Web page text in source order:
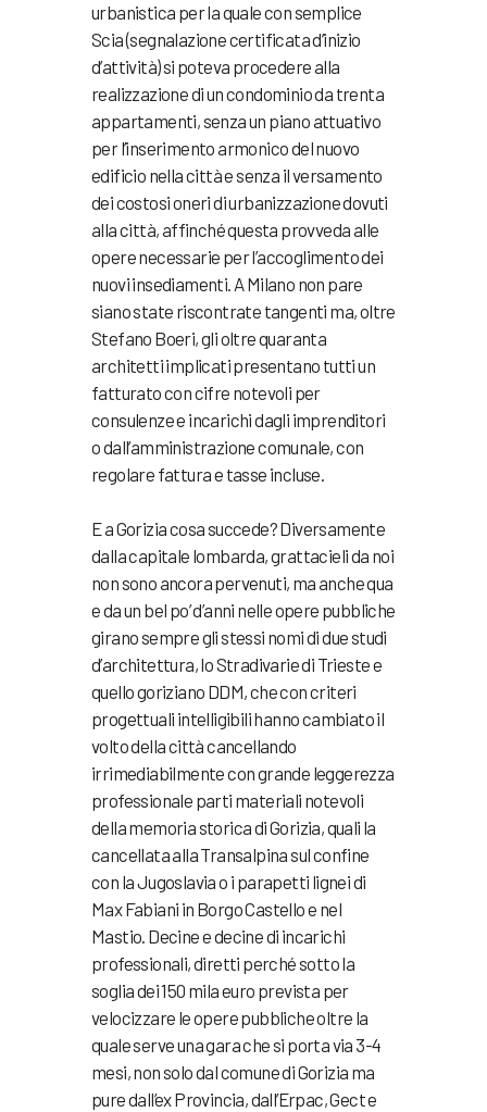
urbanistica per la quale con semplice
Scia (segnalazione certificata d’inizio
d’attività) si poteva procedere alla
realizzazione di un condominio da trenta
appartamenti, senza un piano attuativo
per l’inserimento armonico del nuovo
edificio nella città e senza il versamento
dei costosi oneri di urbanizzazione dovuti
alla città, affinché questa provveda alle
opere necessarie per l’accoglimento dei
nuovi insediamenti. A Milano non pare
siano state riscontrate tangenti ma, oltre
Stefano Boeri, gli oltre quaranta
architetti implicati presentano tutti un
fatturato con cifre notevoli per
consulenze e incarichi dagli imprenditori
o dall’amministrazione comunale, con
regolare fattura e tasse incluse.
E a Gorizia cosa succede? Diversamente
dalla capitale lombarda, grattacieli da noi
non sono ancora pervenuti, ma anche qua
e da un bel po’ d’anni nelle opere pubbliche
girano sempre gli stessi nomi di due studi
d’architettura, lo Stradivarie di Trieste e
quello goriziano DDM, che con criteri
progettuali intelligibili hanno cambiato il
volto della città cancellando
irrimediabilmente con grande leggerezza
professionale parti materiali notevoli
della memoria storica di Gorizia, quali la
cancellata alla Transalpina sul confine
con la Jugoslavia o i parapetti lignei di
Max Fabiani in Borgo Castello e nel
Mastio. Decine e decine di incarichi
professionali, diretti perché sotto la
soglia dei 150 mila euro prevista per
velocizzare le opere pubbliche oltre la
quale serve una gara che si porta via 3-4
mesi, non solo dal comune di Gorizia ma
pure dall’ex Provincia, dall’Erpac, Gect e